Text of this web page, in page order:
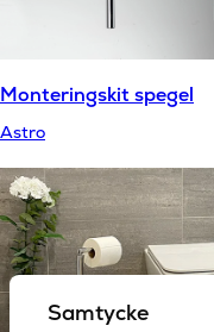
Samtycke
Monteringskit spegel
Astro